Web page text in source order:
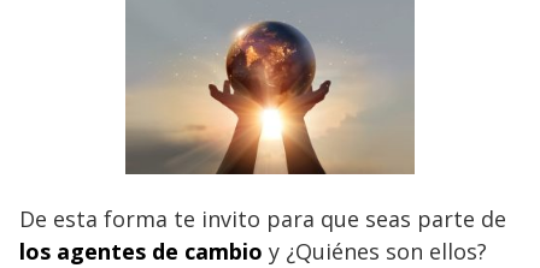
De esta forma te invito para que seas parte de
los agentes de cambio y ¿Quiénes son ellos?